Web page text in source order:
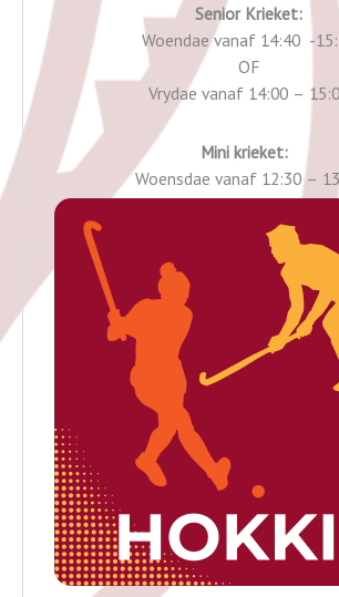
Senior Krieket:
Woendae vanaf 14:40 -
OF
Vrydae vanaf 14:00 –
Mini krieket:
Woensdae vanaf 12:30 –